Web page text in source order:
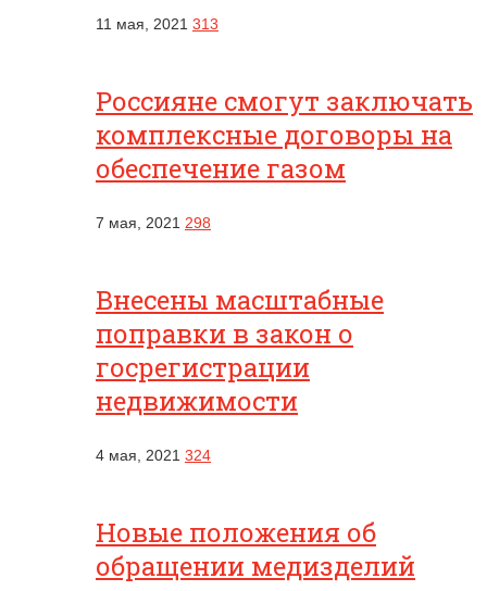
11 мая, 2021 313
Россияне смогут заключать
комплексные договоры на
обеспечение газом
7 мая, 2021 298
Внесены масштабные
поправки в закон о
госрегистрации
недвижимости
4 мая, 2021 324
Новые положения об
обращении медизделий